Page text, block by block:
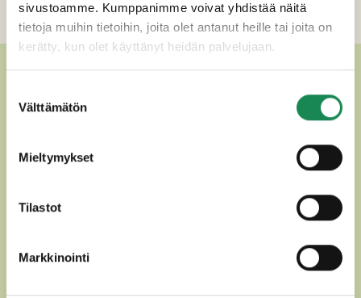
sivustoamme. Kumppanimme voivat yhdistää näitä
tietoja muihin tietoihin, joita olet antanut heille tai joita on
kerätty, kun olet käyttänyt heidän palvelujaan.
valinta
Välttämätön
Mieltymykset
Tilastot
Markkinointi
Lisätiedot
MUUT HERKULLISET
VAKUUMIPAKATUT JUUSTOT